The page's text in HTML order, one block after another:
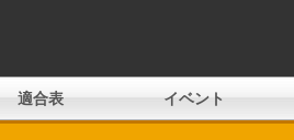
適合表 イベント